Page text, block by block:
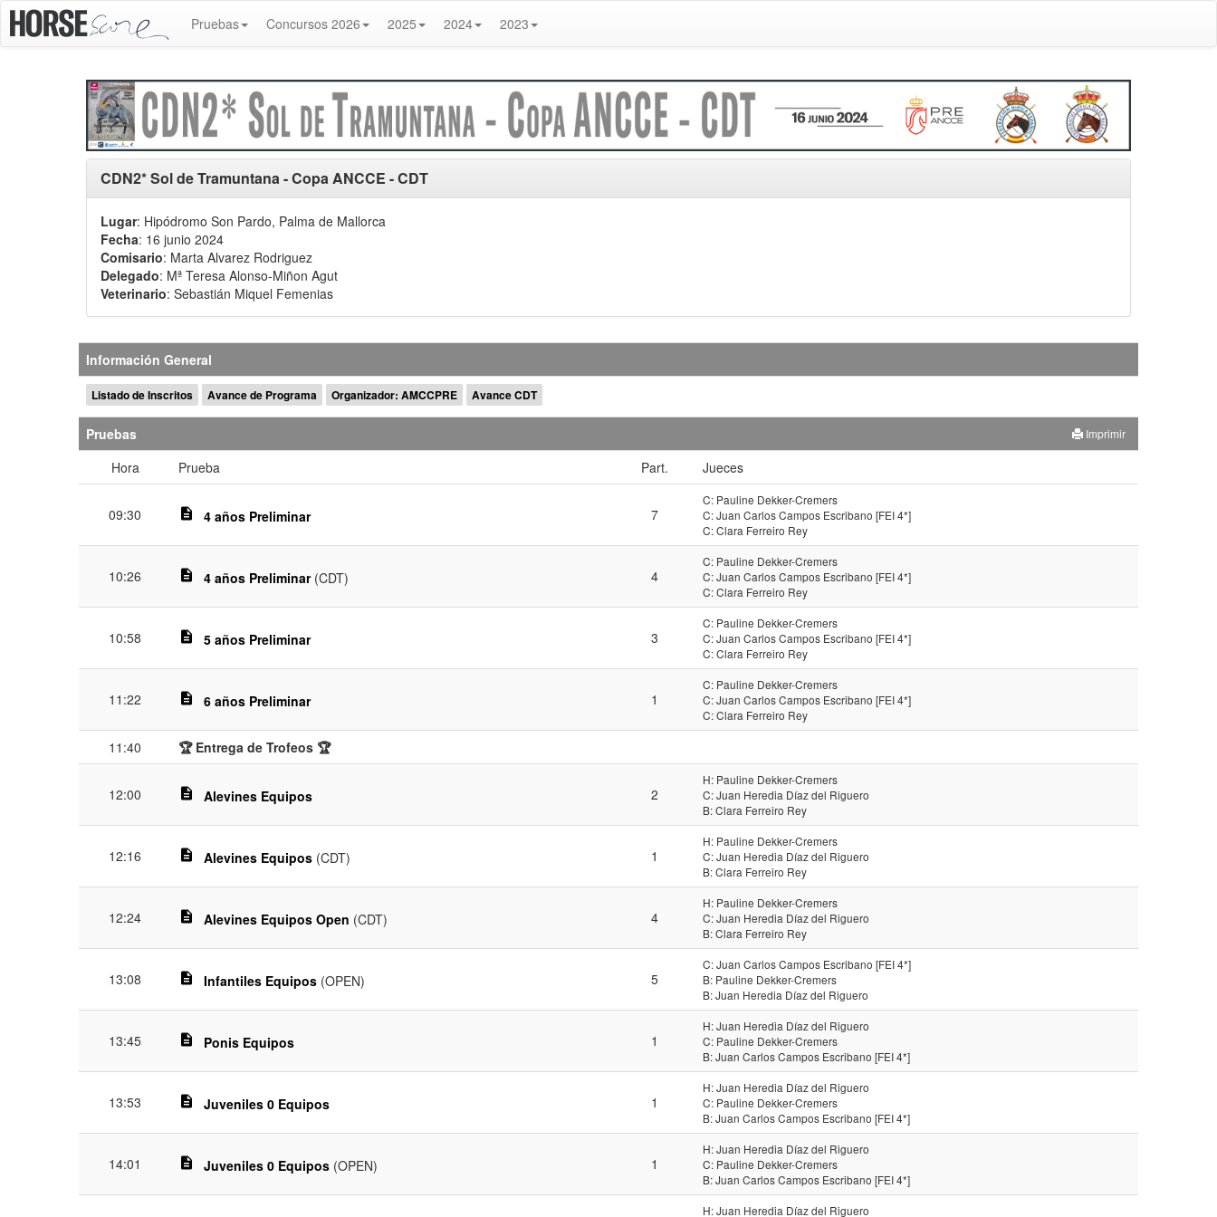
Pruebas Concursos 2026 2025 2024 2023
CDN2* Sol de Tramuntana - Copa ANCCE - CDT
Lugar: Hipódromo Son Pardo, Palma de Mallorca
Fecha: 16 junio 2024
Comisario: Marta Alvarez Rodriguez
Delegado: Mª Teresa Alonso-Miñon Agut
Veterinario: Sebastián Miquel Femenias
Información General
Listado de Inscritos Avance de Programa Organizador: AMCCPRE Avance CDT
Pruebas Imprimir
Hora Prueba Part. Jueces
09:30 description 4 años Preliminar 7
C: Pauline Dekker-Cremers
C: Juan Carlos Campos Escribano [FEI 4*]
C: Clara Ferreiro Rey
10:26 description 4 años Preliminar (CDT) 4
C: Pauline Dekker-Cremers
C: Juan Carlos Campos Escribano [FEI 4*]
C: Clara Ferreiro Rey
10:58 description 5 años Preliminar 3
C: Pauline Dekker-Cremers
C: Juan Carlos Campos Escribano [FEI 4*]
C: Clara Ferreiro Rey
11:22 description 6 años Preliminar 1
C: Pauline Dekker-Cremers
C: Juan Carlos Campos Escribano [FEI 4*]
C: Clara Ferreiro Rey
11:40 🏆 Entrega de Trofeos 🏆
12:00 description Alevines Equipos 2
H: Pauline Dekker-Cremers
C: Juan Heredia Díaz del Riguero
B: Clara Ferreiro Rey
12:16 description Alevines Equipos (CDT) 1
H: Pauline Dekker-Cremers
C: Juan Heredia Díaz del Riguero
B: Clara Ferreiro Rey
12:24 description Alevines Equipos Open (CDT) 4
H: Pauline Dekker-Cremers
C: Juan Heredia Díaz del Riguero
B: Clara Ferreiro Rey
13:08 description Infantiles Equipos (OPEN) 5
C: Juan Carlos Campos Escribano [FEI 4*]
B: Pauline Dekker-Cremers
B: Juan Heredia Díaz del Riguero
13:45 description Ponis Equipos 1
H: Juan Heredia Díaz del Riguero
C: Pauline Dekker-Cremers
B: Juan Carlos Campos Escribano [FEI 4*]
13:53 description Juveniles 0 Equipos 1
H: Juan Heredia Díaz del Riguero
C: Pauline Dekker-Cremers
B: Juan Carlos Campos Escribano [FEI 4*]
14:01 description Juveniles 0 Equipos (OPEN) 1
H: Juan Heredia Díaz del Riguero
C: Pauline Dekker-Cremers
B: Juan Carlos Campos Escribano [FEI 4*]
H: Juan Heredia Díaz del Riguero